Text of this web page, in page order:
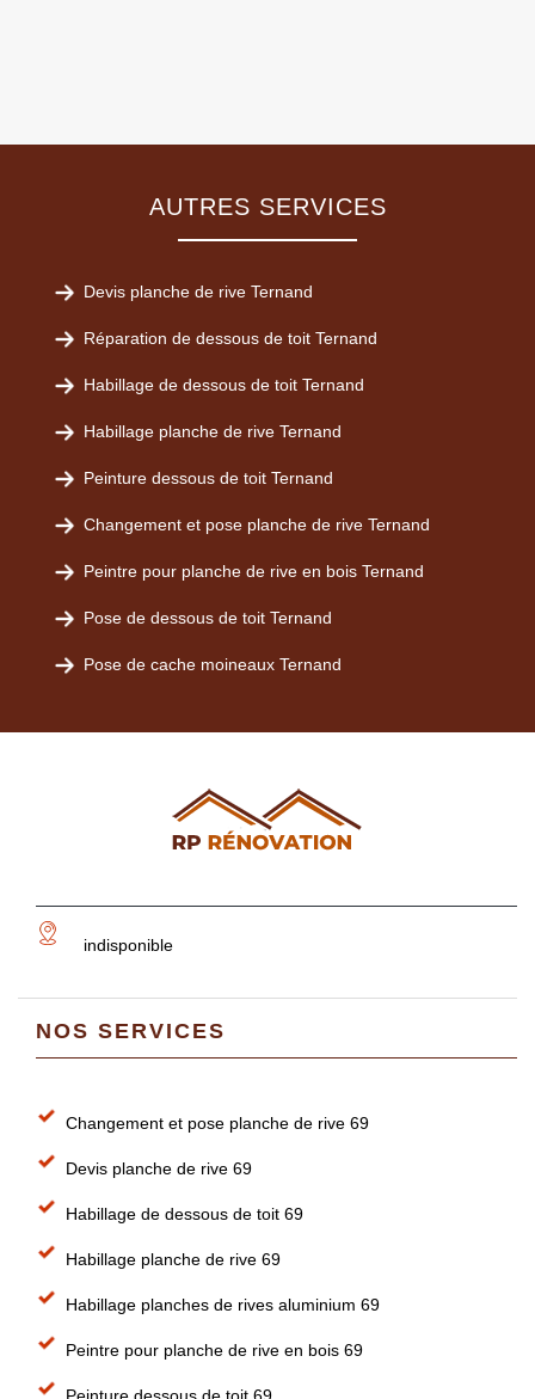
AUTRES SERVICES
Devis planche de rive Ternand
Réparation de dessous de toit Ternand
Habillage de dessous de toit Ternand
Habillage planche de rive Ternand
Peinture dessous de toit Ternand
Changement et pose planche de rive Ternand
Peintre pour planche de rive en bois Ternand
Pose de dessous de toit Ternand
Pose de cache moineaux Ternand
indisponible
NOS SERVICES
Changement et pose planche de rive 69
Devis planche de rive 69
Habillage de dessous de toit 69
Habillage planche de rive 69
Habillage planches de rives aluminium 69
Peintre pour planche de rive en bois 69